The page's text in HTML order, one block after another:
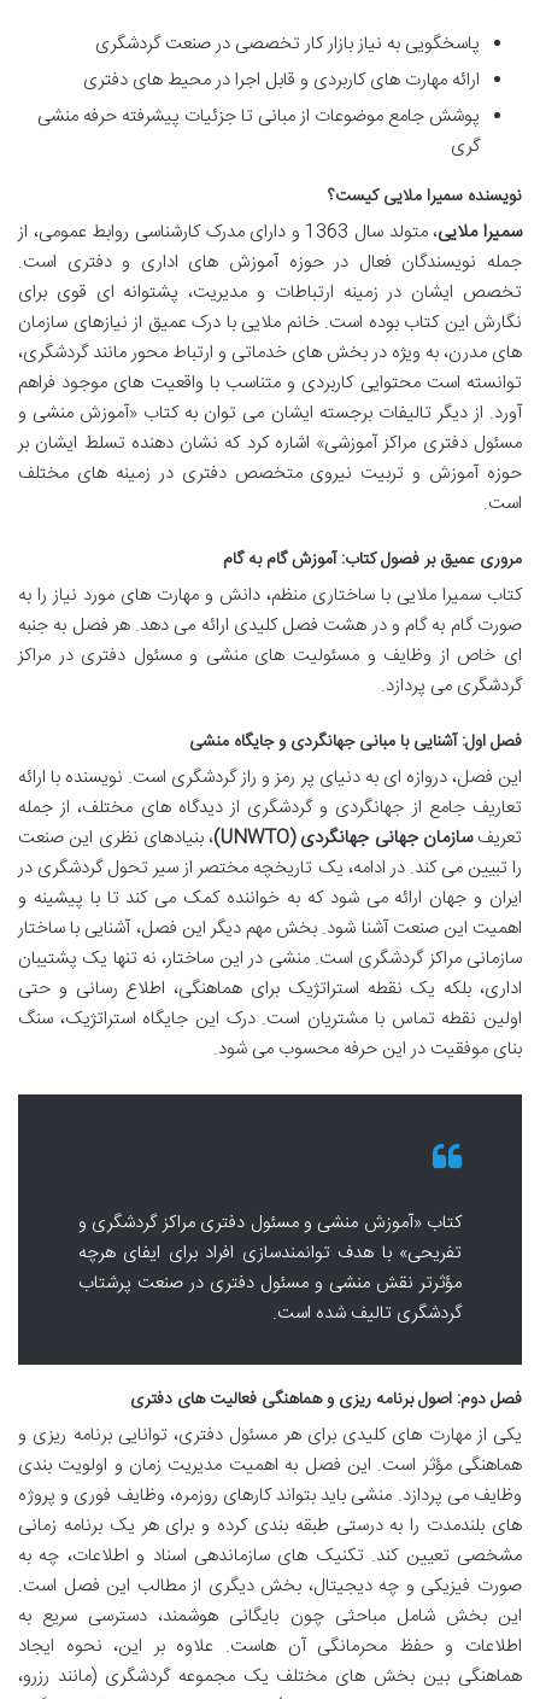
پاسخگویی به نیاز بازار کار تخصصی در صنعت گردشگری
ارائه مهارت های کاربردی و قابل اجرا در محیط های دفتری
پوشش جامع موضوعات از مبانی تا جزئیات پیشرفته حرفه منشی
گری
نویسنده سمیرا ملایی کیست؟
سمیرا ملایی
، متولد سال 1363 و دارای مدرک کارشناسی روابط عمومی، از
جمله نویسندگان فعال در حوزه آموزش های اداری و دفتری است.
تخصص ایشان در زمینه ارتباطات و مدیریت، پشتوانه ای قوی برای
نگارش این کتاب بوده است. خانم ملایی با درک عمیق از نیازهای سازمان
های مدرن، به ویژه در بخش های خدماتی و ارتباط محور مانند گردشگری،
توانسته است محتوایی کاربردی و متناسب با واقعیت های موجود فراهم
آورد. از دیگر تالیفات برجسته ایشان می توان به کتاب «آموزش منشی و
مسئول دفتری مراکز آموزشی» اشاره کرد که نشان دهنده تسلط ایشان بر
حوزه آموزش و تربیت نیروی متخصص دفتری در زمینه های مختلف
است.
مروری عمیق بر فصول کتاب: آموزش گام به گام
کتاب سمیرا ملایی با ساختاری منظم، دانش و مهارت های مورد نیاز را به
صورت گام به گام و در هشت فصل کلیدی ارائه می دهد. هر فصل به جنبه
ای خاص از وظایف و مسئولیت های منشی و مسئول دفتری در مراکز
گردشگری می پردازد.
فصل اول: آشنایی با مبانی جهانگردی و جایگاه منشی
این فصل، دروازه ای به دنیای پر رمز و راز گردشگری است. نویسنده با ارائه
تعاریف جامع از جهانگردی و گردشگری از دیدگاه های مختلف، از جمله
تعریفسازمان جهانی جهانگردی (UNWTO)
، بنیادهای نظری این صنعت
را تبیین می کند. در ادامه، یک تاریخچه مختصر از سیر تحول گردشگری در
ایران و جهان ارائه می شود که به خواننده کمک می کند تا با پیشینه و
اهمیت این صنعت آشنا شود. بخش مهم دیگر این فصل، آشنایی با ساختار
سازمانی مراکز گردشگری است. منشی در این ساختار، نه تنها یک پشتیبان
اداری، بلکه یک نقطه استراتژیک برای هماهنگی، اطلاع رسانی و حتی
اولین نقطه تماس با مشتریان است. درک این جایگاه استراتژیک، سنگ
بنای موفقیت در این حرفه محسوب می شود.
کتاب «آموزش منشی و مسئول دفتری مراکز گردشگری و
تفریحی» با هدف توانمندسازی افراد برای ایفای هرچه
مؤثرتر نقش منشی و مسئول دفتری در صنعت پرشتاب
گردشگری تالیف شده است.
فصل دوم: اصول برنامه ریزی و هماهنگی فعالیت های دفتری
یکی از مهارت های کلیدی برای هر مسئول دفتری، توانایی برنامه ریزی و
هماهنگی مؤثر است. این فصل به اهمیت مدیریت زمان و اولویت بندی
وظایف می پردازد. منشی باید بتواند کارهای روزمره، وظایف فوری و پروژه
های بلندمدت را به درستی طبقه بندی کرده و برای هر یک برنامه زمانی
مشخصی تعیین کند. تکنیک های سازماندهی اسناد و اطلاعات، چه به
صورت فیزیکی و چه دیجیتال، بخش دیگری از مطالب این فصل است.
این بخش شامل مباحثی چون بایگانی هوشمند، دسترسی سریع به
اطلاعات و حفظ محرمانگی آن هاست. علاوه بر این، نحوه ایجاد
هماهنگی بین بخش های مختلف یک مجموعه گردشگری (مانند رزرو،